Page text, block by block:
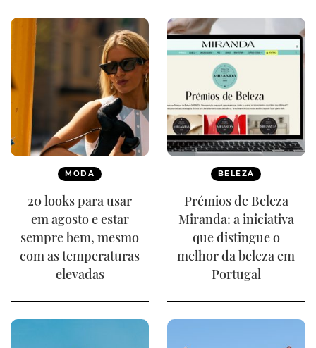
MODA
20 looks para usar
em agosto e estar
sempre bem, mesmo
com as temperaturas
elevadas
BELEZA
Prémios de Beleza
Miranda: a iniciativa
que distingue o
melhor da beleza em
Portugal